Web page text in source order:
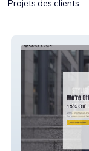
Projets des clients